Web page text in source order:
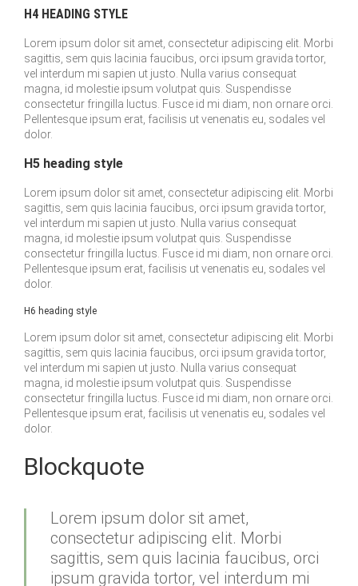
H4 HEADING STYLE
Lorem ipsum dolor sit amet, consectetur adipiscing elit. Morbi
sagittis, sem quis lacinia faucibus, orci ipsum gravida tortor,
vel interdum mi sapien ut justo. Nulla varius consequat
magna, id molestie ipsum volutpat quis. Suspendisse
consectetur fringilla luctus. Fusce id mi diam, non ornare orci.
Pellentesque ipsum erat, facilisis ut venenatis eu, sodales vel
dolor.
H5 heading style
Lorem ipsum dolor sit amet, consectetur adipiscing elit. Morbi
sagittis, sem quis lacinia faucibus, orci ipsum gravida tortor,
vel interdum mi sapien ut justo. Nulla varius consequat
magna, id molestie ipsum volutpat quis. Suspendisse
consectetur fringilla luctus. Fusce id mi diam, non ornare orci.
Pellentesque ipsum erat, facilisis ut venenatis eu, sodales vel
dolor.
H6 heading style
Lorem ipsum dolor sit amet, consectetur adipiscing elit. Morbi
sagittis, sem quis lacinia faucibus, orci ipsum gravida tortor,
vel interdum mi sapien ut justo. Nulla varius consequat
magna, id molestie ipsum volutpat quis. Suspendisse
consectetur fringilla luctus. Fusce id mi diam, non ornare orci.
Pellentesque ipsum erat, facilisis ut venenatis eu, sodales vel
dolor.
Blockquote
Lorem ipsum dolor sit amet,
consectetur adipiscing elit. Morbi
sagittis, sem quis lacinia faucibus, orci
ipsum gravida tortor, vel interdum mi